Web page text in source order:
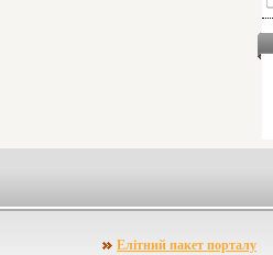
Елітний пакет порталу